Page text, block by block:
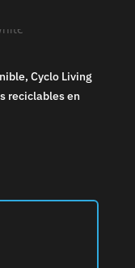
Cyclo Living
reciclables en